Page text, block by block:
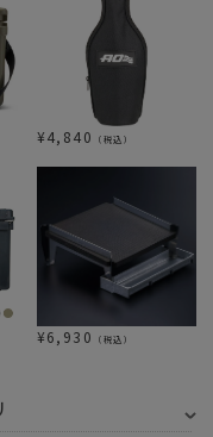
¥4,840 （税込）
¥6,930 （税込）